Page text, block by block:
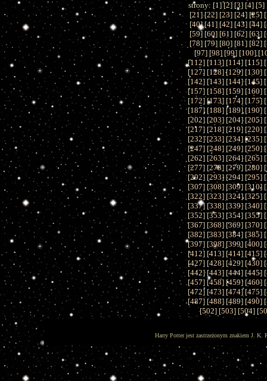
strony: [1] [2] [3] [4] [5]
[21] [22] [23] [24] [25] [
[40] [41] [42] [43] [44] [
[59] [60] [61] [62] [63] [
[78] [79] [80] [81] [82] [
[97] [98] [99] [100] [
[112] [113] [114] [115] [
[127] [128] [129] [130] [
[142] [143] [144] [145] [
[157] [158] [159] [160] [
[172] [173] [174] [175] [
[187] [188] [189] [190] [
[202] [203] [204] [205] [
[217] [218] [219] [220] [
[232] [233] [234] [235] [
[247] [248] [249] [250] [
[262] [263] [264] [265] [
[277] [278] [279] [280] [
[292] [293] [294] [295] [
[307] [308] [309] [310] [
[322] [323] [324] [325] [
[337] [338] [339] [340] [
[352] [353] [354] [355] [
[367] [368] [369] [370] [
[382] [383] [384] [385] [
[397] [398] [399] [400] [
[412] [413] [414] [415] [
[427] [428] [429] [430] [
[442] [443] [444] [445] [
[457] [458] [459] [460] [
[472] [473] [474] [475] [
[487] [488] [489] [490] [
[502] [503] [504] [
Harry Potter jest zastrzeżonym znakiem J. K.